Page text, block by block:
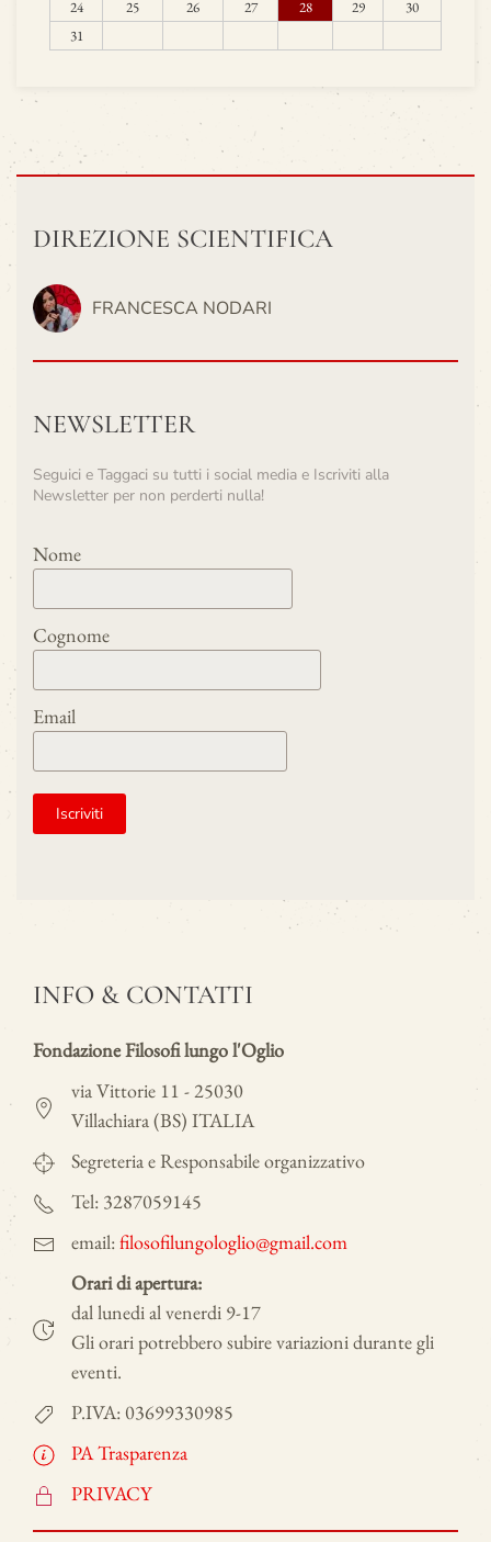
24 25 26 27 28 29
30
31
DIREZIONE SCIENTIFICA
FRANCESCA NODARI
NEWSLETTER
Seguici e Taggaci su tutti i social media e Iscriviti alla
Newsletter per non perderti nulla!
Nome
Cognome
Email
INFO & CONTATTI
Fondazione Filosofi lungo l'Oglio
via Vittorie 11 - 25030
Villachiara (BS) ITALIA
Segreteria e Responsabile organizzativo
Tel: 3287059145
email:filosofilungologlio@gmail.com
Orari di apertura:
dal lunedi al venerdi 9-17
Gli orari potrebbero subire variazioni durante gli
eventi.
P.IVA: 03699330985
PA Trasparenza
PRIVACY